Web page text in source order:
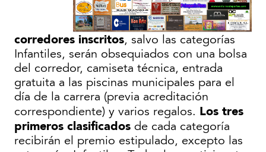
corredores inscritos, salvo las categorías
Infantiles, serán obsequiados con una bolsa
del corredor, camiseta técnica, entrada
gratuita a las piscinas municipales para el
día de la carrera (previa acreditación
correspondiente) y varios regalos. Los tres
primeros clasificados de cada categoría
recibirán el premio estipulado, excepto las